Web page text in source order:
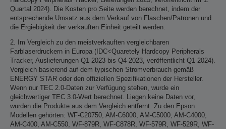
Quartal 2024). Die Kosten pro Seite werden berechnet, indem der
entsprechende Umsatz aus dem Verkauf von Flaschen/Patronen und
die Ergiebigkeit der verkauften Einheit geteilt werden.
2. Im Vergleich zu den meistverkauften vergleichbaren
Farblaserdruckern in Europa (IDC<Quaretely Hardcopy Peripherals
Tracker, Auslieferungen Q1 2023 bis Q4 2023, veröffentlicht Q1 2024).
Vergleich basierend auf dem typischen Stromverbrauch gemäß
ENERGY STAR oder den offiziellen Spezifikationen der Hersteller.
Wenn nur TEC 2.0-Daten zur Verfügung stehen, wurde ein
gleichwertiger TEC 3.0-Wert berechnet. Liegen keine Daten vor,
wurden die Produkte aus dem Vergleich entfernt. Zu den Epson
Modellen gehörten: WF-C20750, AM-C6000, AM-C5000, AM-C4000,
AM-C400, AM-C550, WF-879R, WF-C878R, WF-579R, WF-529R, WF-